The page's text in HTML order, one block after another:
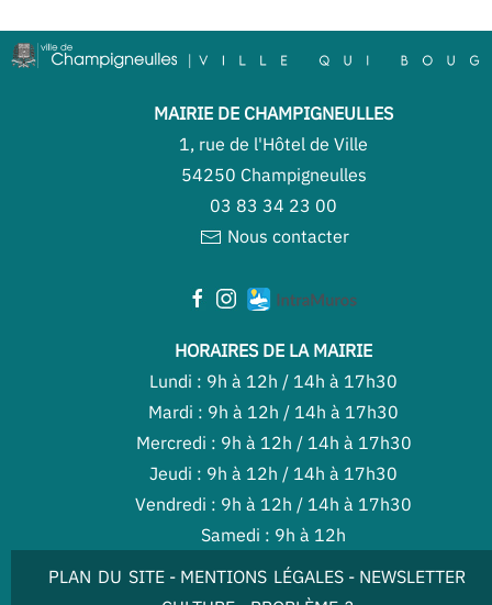
MAIRIE DE CHAMPIGNEULLES
1, rue de l'Hôtel de Ville
54250 Champigneulles
03 83 34 23 00
Nous contacter
HORAIRES DE LA MAIRIE
Lundi : 9h à 12h / 14h à 17h30
Mardi : 9h à 12h / 14h à 17h30
Mercredi : 9h à 12h / 14h à 17h30
Jeudi : 9h à 12h / 14h à 17h30
Vendredi : 9h à 12h / 14h à 17h30
Samedi : 9h à 12h
PLAN DU SITE - MENTIONS LÉGALES - NEWSLETTER